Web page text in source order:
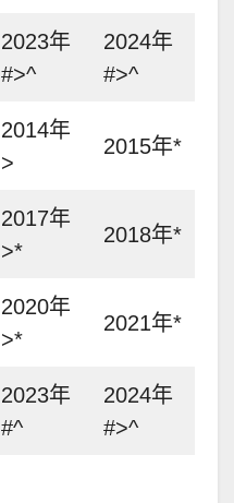
2023年
#>^
2024年
#>^
2014年
>
2015年*
2017年
>*
2018年*
2020年
>*
2021年*
2023年
#^
2024年
#>^